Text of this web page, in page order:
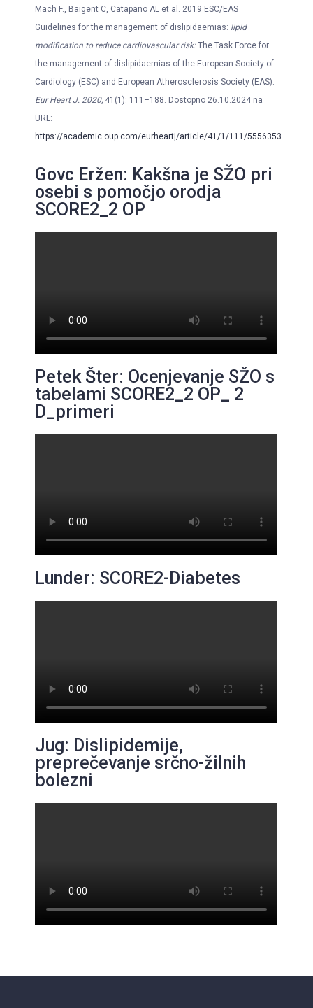
Mach F., Baigent C, Catapano AL et al. 2019 ESC/EAS
Guidelines for the management of dislipidaemias: lipid
modification to reduce cardiovascular risk:The Task Force for
the management of dislipidaemias of the European Society of
Cardiology (ESC) and European Atherosclerosis Society (EAS).
Eur Heart J. 2020, 41(1): 111–188. Dostopno 26.10.2024 na
URL:
https://academic.oup.com/eurheartj/article/41/1/111/5556353
Govc Eržen: Kakšna je SŽO pri
osebi s pomočjo orodja
SCORE2_2 OP
Petek Šter: Ocenjevanje SŽO s
tabelami SCORE2_2 OP_ 2
D_primeri
Lunder: SCORE2-Diabetes
Jug: Dislipidemije,
preprečevanje srčno-žilnih
bolezni